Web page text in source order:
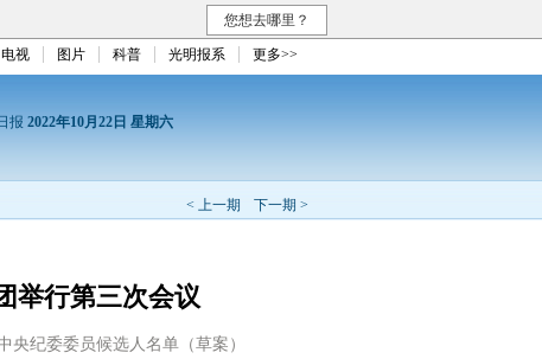
您想去哪里？
电视 图片 科普 光明报系 更多>>
报 2022年10月22日 星期六
< 上一期 下一期 >
举行第三次会议
央纪委委员候选人名单（草案）